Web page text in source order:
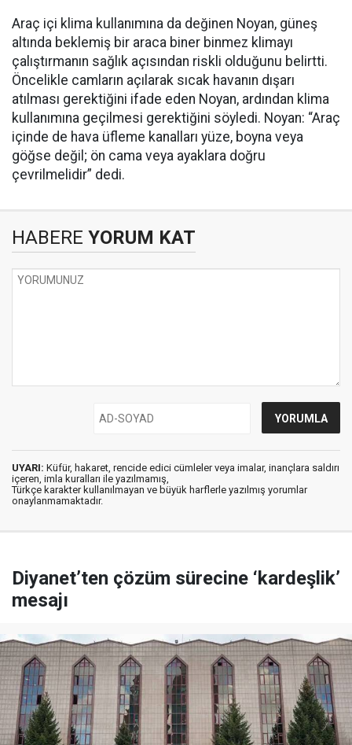
Araç içi klima kullanımına da değinen Noyan, güneş
altında beklemiş bir araca biner binmez klimayı
çalıştırmanın sağlık açısından riskli olduğunu belirtti.
Öncelikle camların açılarak sıcak havanın dışarı
atılması gerektiğini ifade eden Noyan, ardından klima
kullanımına geçilmesi gerektiğini söyledi. Noyan: “Araç
içinde de hava üfleme kanalları yüze, boyna veya
göğse değil; ön cama veya ayaklara doğru
çevrilmelidir” dedi.
HABERE YORUM KAT
UYARI: Küfür, hakaret, rencide edici cümleler veya imalar, inançlara saldırı
içeren, imla kuralları ile yazılmamış,
Türkçe karakter kullanılmayan ve büyük harflerle yazılmış yorumlar
onaylanmamaktadır.
Diyanet’ten çözüm sürecine ‘kardeşlik’
mesajı